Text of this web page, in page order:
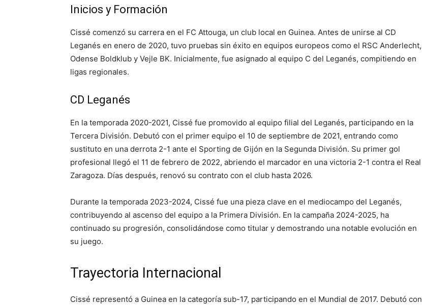
Inicios y Formación
Cissé comenzó su carrera en el FC Attouga, un club local en Guinea. Antes de unirse al CD
Leganés en enero de 2020, tuvo pruebas sin éxito en equipos europeos como el RSC Anderlecht,
Odense Boldklub y Vejle BK. Inicialmente, fue asignado al equipo C del Leganés, compitiendo en
ligas regionales.
CD Leganés
En la temporada 2020-2021, Cissé fue promovido al equipo filial del Leganés, participando en la
Tercera División. Debutó con el primer equipo el 10 de septiembre de 2021, entrando como
sustituto en una derrota 2-1 ante el Sporting de Gijón en la Segunda División. Su primer gol
profesional llegó el 11 de febrero de 2022, abriendo el marcador en una victoria 2-1 contra el Real
Zaragoza. Días después, renovó su contrato con el club hasta 2026.
Durante la temporada 2023-2024, Cissé fue una pieza clave en el mediocampo del Leganés,
contribuyendo al ascenso del equipo a la Primera División. En la campaña 2024-2025, ha
continuado su progresión, consolidándose como titular y demostrando una notable evolución en
su juego.
Trayectoria Internacional
Cissé representó a Guinea en la categoría sub-17, participando en el Mundial de 2017. Debutó con